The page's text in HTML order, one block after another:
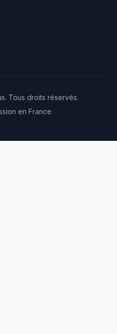
Tous droits réservés.
en France